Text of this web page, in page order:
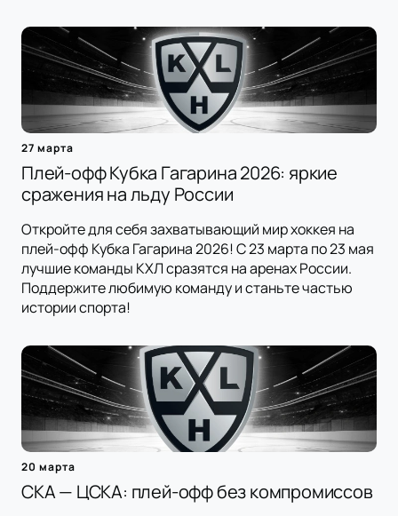
27 марта
Плей-офф Кубка Гагарина 2026: яркие
сражения на льду России
Откройте для себя захватывающий мир хоккея на
плей-офф Кубка Гагарина 2026! С 23 марта по 23 мая
лучшие команды КХЛ сразятся на аренах России.
Поддержите любимую команду и станьте частью
истории спорта!
20 марта
СКА — ЦСКА: плей-офф без компромиссов